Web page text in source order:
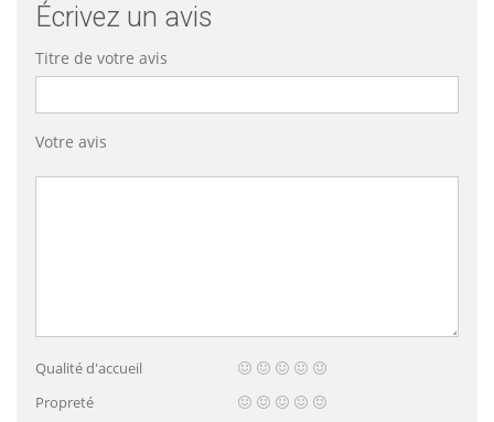
Écrivez un avis
Titre de votre avis
Votre avis
Qualité d'accueil
Propreté